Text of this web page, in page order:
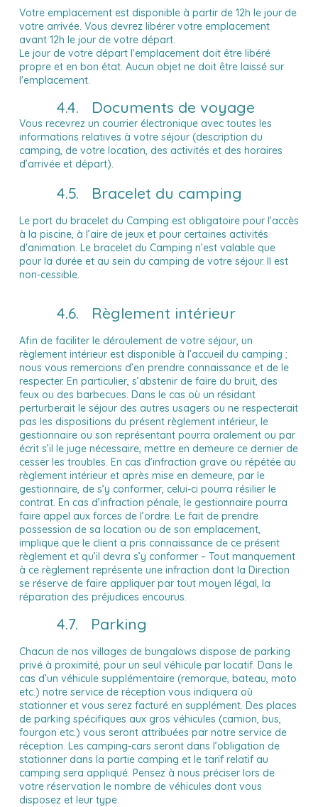
Votre emplacement est disponible à partir de 12h le jour de
votre arrivée. Vous devrez libérer votre emplacement
avant 12h le jour de votre départ.
Le jour de votre départ l'emplacement doit être libéré
propre et en bon état. Aucun objet ne doit être laissé sur
l'emplacement.
4.4. Documents de voyage
Vous recevrez un courrier électronique avec toutes les
informations relatives à votre séjour (description du
camping, de votre location, des activités et des horaires
d’arrivée et départ).
4.5. Bracelet du camping
Le port du bracelet du Camping est obligatoire pour l'accès
à la piscine, à l’aire de jeux et pour certaines activités
d'animation. Le bracelet du Camping n’est valable que
pour la durée et au sein du camping de votre séjour. Il est
non-cessible.
4.6. Règlement intérieur
Afin de faciliter le déroulement de votre séjour, un
règlement intérieur est disponible à l’accueil du camping ;
nous vous remercions d’en prendre connaissance et de le
respecter. En particulier, s’abstenir de faire du bruit, des
feux ou des barbecues. Dans le cas où un résidant
perturberait le séjour des autres usagers ou ne respecterait
pas les dispositions du présent règlement intérieur, le
gestionnaire ou son représentant pourra oralement ou par
écrit s’il le juge nécessaire, mettre en demeure ce dernier de
cesser les troubles. En cas d’infraction grave ou répétée au
règlement intérieur et après mise en demeure, par le
gestionnaire, de s’y conformer, celui-ci pourra résilier le
contrat. En cas d’infraction pénale, le gestionnaire pourra
faire appel aux forces de l’ordre. Le fait de prendre
possession de sa location ou de son emplacement,
implique que le client a pris connaissance de ce présent
règlement et qu’il devra s’y conformer – Tout manquement
à ce règlement représente une infraction dont la Direction
se réserve de faire appliquer par tout moyen légal, la
réparation des préjudices encourus.
4.7. Parking
Chacun de nos villages de bungalows dispose de parking
privé à proximité, pour un seul véhicule par locatif. Dans le
cas d’un véhicule supplémentaire (remorque, bateau, moto
etc.) notre service de réception vous indiquera où
stationner et vous serez facturé en supplément. Des places
de parking spécifiques aux gros véhicules (camion, bus,
fourgon etc.) vous seront attribuées par notre service de
réception. Les camping-cars seront dans l’obligation de
stationner dans la partie camping et le tarif relatif au
camping sera appliqué. Pensez à nous préciser lors de
votre réservation le nombre de véhicules dont vous
disposez et leur type.